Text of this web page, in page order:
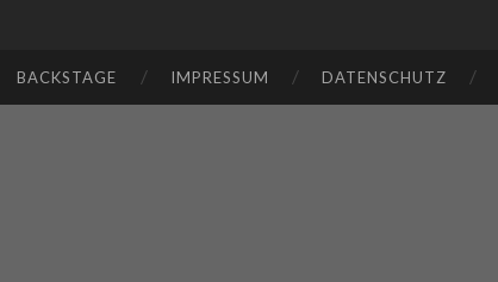
BACKSTAGE IMPRESSUM DATENSCHUTZ